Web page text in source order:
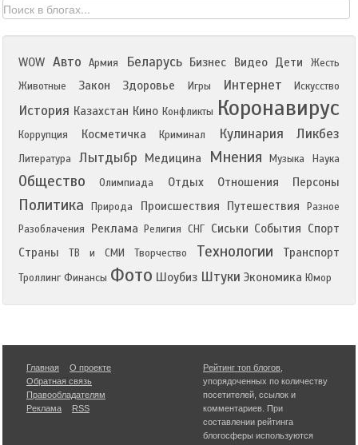
WOW Авто Армия Беларусь Бизнес Видео Дети
Жесть
Животные
Закон Здоровье Игры Интернет Искусство
История Казахстан Кино Конфликты Коронавирус
Коррупция Косметичка Криминал Кулинария Ликбез
Литература Лытдыбр Медицина Мнения Музыка Наука
Общество Олимпиада Отдых Отношения Персоны
Политика Природа Происшествия Путешествия
Разное
Разоблачения
Реклама Религия СНГ Сиськи События Спорт
Страны
ТВ и СМИ Творчество Технологии Транспорт
Троллинг Финансы Фото Шоубиз Штуки Экономика Юмор
Главная
О проекте
Обратная связь
Правообладателям
Реклама
RSS
Рейтинг топ блогов
упорядоченных по количеству
посетителей, ссылок и
комментариев. При
составлении рейтинга
блогосферы используются